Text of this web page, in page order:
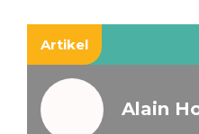
Artikel
Alain